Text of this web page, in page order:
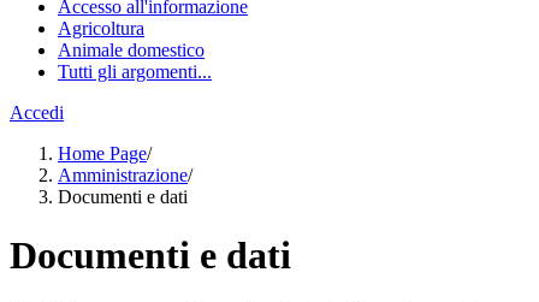
Accesso all'informazione
Agricoltura
Animale domestico
Tutti gli argomenti...
Accedi
Home Page/
Amministrazione/
Documenti e dati
Documenti e dati